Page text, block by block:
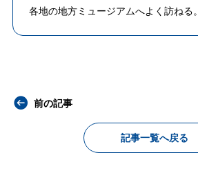
各地の地方ミュージアムへよく訪ねる。
前の記事
記事一覧へ戻る